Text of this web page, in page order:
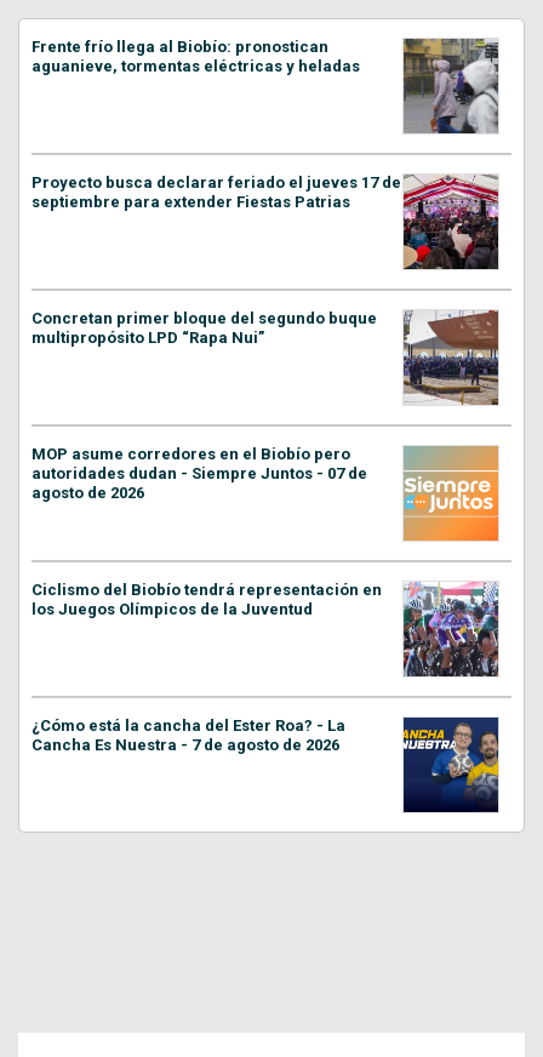
Frente frío llega al Biobío: pronostican
aguanieve, tormentas eléctricas y heladas
Proyecto busca declarar feriado el jueves 17 de
septiembre para extender Fiestas Patrias
Concretan primer bloque del segundo buque
multipropósito LPD “Rapa Nui”
MOP asume corredores en el Biobío pero
autoridades dudan - Siempre Juntos - 07 de
agosto de 2026
Ciclismo del Biobío tendrá representación en
los Juegos Olímpicos de la Juventud
¿Cómo está la cancha del Ester Roa? - La
Cancha Es Nuestra - 7 de agosto de 2026